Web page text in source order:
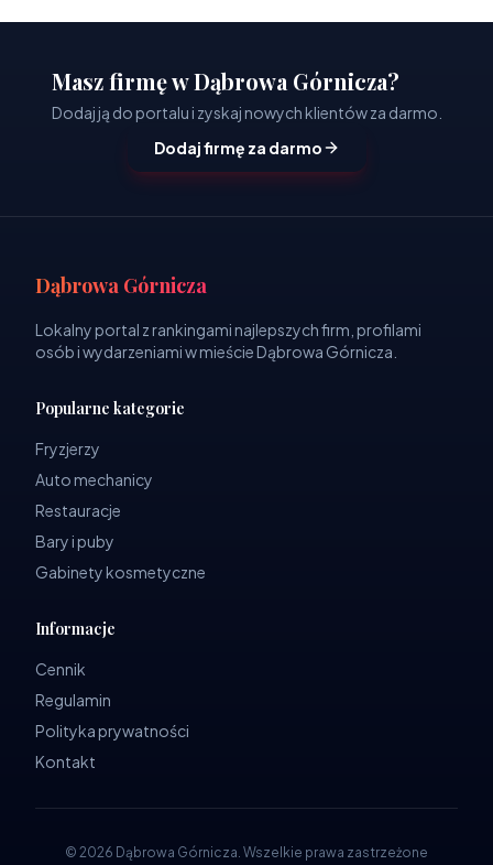
Masz firmę w Dąbrowa Górnicza?
Dodaj ją do portalu i zyskaj nowych klientów za darmo.
Dodaj firmę za darmo
Dąbrowa Górnicza
Lokalny portal z rankingami najlepszych firm, profilami
osób i wydarzeniami w mieście Dąbrowa Górnicza.
Popularne kategorie
Fryzjerzy
Auto mechanicy
Restauracje
Bary i puby
Gabinety kosmetyczne
Informacje
Cennik
Regulamin
Polityka prywatności
Kontakt
© 2026 Dąbrowa Górnicza. Wszelkie prawa zastrzeżone